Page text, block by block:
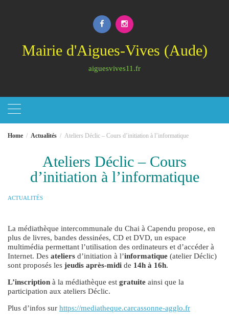
Mairie d'Aigues-Vives (Aude)
aiguesvives11.fr
Home Actualités Ateliers Déclic – Cours d’initiation à l’informatique
Ateliers Déclic – Cours
d’initiation à l’informatique
ACTUALITÉS
La médiathèque intercommunale du Chai à Capendu propose, en
plus de livres, bandes dessinées, CD et DVD, un espace
multimédia permettant l’utilisation des ordinateurs et d’accéder à
Internet. Des ateliers d’initiation à l’informatique (atelier Déclic)
sont proposés les jeudis après-midi de 14h à 16h.
L’inscription à la médiathèque est gratuite ainsi que la
participation aux ateliers Déclic.
Plus d’infos sur https://mediatheque.carcassonne-agglo.fr